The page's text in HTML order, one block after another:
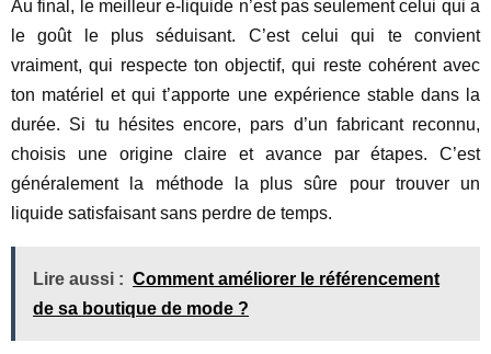
Au final, le meilleur e-liquide n’est pas seulement celui qui a
le goût le plus séduisant. C’est celui qui te convient
vraiment, qui respecte ton objectif, qui reste cohérent avec
ton matériel et qui t’apporte une expérience stable dans la
durée. Si tu hésites encore, pars d’un fabricant reconnu,
choisis une origine claire et avance par étapes. C’est
généralement la méthode la plus sûre pour trouver un
liquide satisfaisant sans perdre de temps.
Lire aussi : Comment améliorer le référencement
de sa boutique de mode ?